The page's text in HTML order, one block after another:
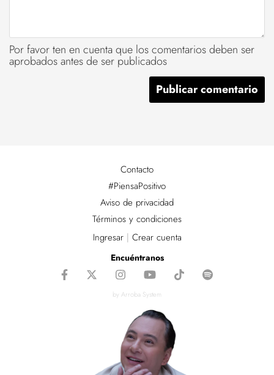
Por favor ten en cuenta que los comentarios deben ser
aprobados antes de ser publicados
Contacto
#PiensaPositivo
Aviso de privacidad
Términos y condiciones
Ingresar| Crear cuenta
Encuéntranos
by Arroba System